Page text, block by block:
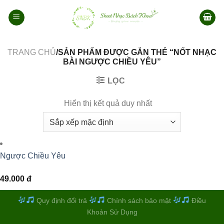
qua
TRANG CHỦ/SẢN PHẨM ĐƯỢC GẮN THẺ “NỐT NHẠC
BÀI NGƯỢC CHIỀU YÊU”
LỌC
Hiển thị kết quả duy nhất
Ngược Chiều Yêu
49.000 đ
Quy định đổi trả Chính sách bảo mật
Điều
Khoản Sử Dụng